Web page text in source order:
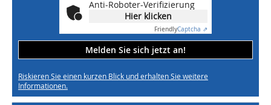
Anti-Roboter-Verifizierung
Hier klicken
FriendlyCaptcha ⇗
Melden Sie sich jetzt an!
Riskieren Sie einen kurzen Blick und erhalten Sie weitere
Informationen.